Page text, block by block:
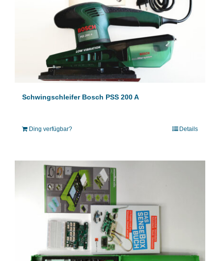
Schwingschleifer Bosch PSS 200 A
Ding verfügbar? Details